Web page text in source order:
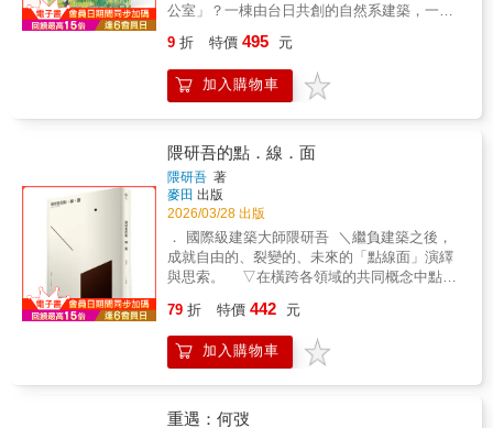
公室」？一棟由台日共創的自然系建築，一次
少年也能懂的故事：芒果樹爺爺、建築與人。
這是一場台日跨海合作的實驗。日本建築事務
所 SUEP. 的末光弘和、末光陽子，攜手深耕高
總辦公室，亦由百佑營造親自興建。從規劃到
完工歷時六年，這不僅是永續環境的方案，更
是一種「不是為了綠而綠」的真實實踐。故事
的起點，是一棵基地上屹立百年的芒果樹。為
了保護這位「芒果樹爺爺」，團隊展開為期一
年的研究：替樹診治、探測根系的深廣，測繪
微氣候，追尋日光與風的路徑。隨後進入建築
形式與材質的探索，每一項選擇都在思索：如
何找到讓樹與人一同舒適的平衡線？本書以繪
然系建築之建造歷程；並邀請插畫家陳沛珛描
繪溫暖生動的情境，並由末光陽子繪製清晰的
線稿圖解。透過簡單親切的語彙與充滿手感的
9 折 特價 495 元
加入購物車
隈研吾的點．線．面
隈研吾 著
麥田 出版
2026/03/28 出版
． 國際級建築大師隈研吾 ＼繼負建築之後，
成就自由的、裂變的、未來的「點線面」演繹
與思索。 ▽在橫跨各領域的共同概念中點、
事情用一句話說，就是把體塊分解掉吧。把體
塊分解成點、線、面，才能通風透氣。通風透
氣，人與物、人與環境、人與人才能重新建立
為隈研吾打破領域界限的工具，化作其獨特建
79 折 特價 442 元
加入購物車
重遇：何弢